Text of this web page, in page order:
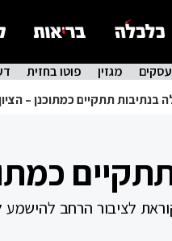
עסקים מגזין פוטו בחזית
בנתיבות תתקיים כמתוכנן –
לציבור הרחב להישמע